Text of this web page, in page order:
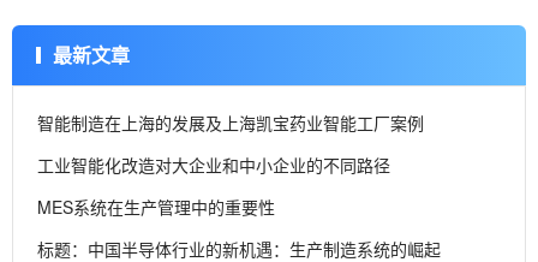
最新文章
智能制造在上海的发展及上海凯宝药业智能工厂案例
工业智能化改造对大企业和中小企业的不同路径
MES系统在生产管理中的重要性
标题：中国半导体行业的新机遇：生产制造系统的崛起